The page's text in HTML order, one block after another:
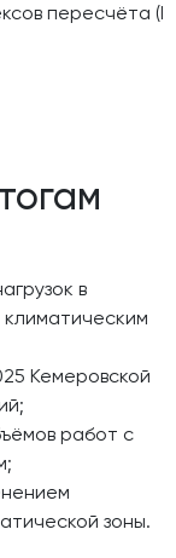
пересчёта (I
в
Кемеровской
работ с
зоны.